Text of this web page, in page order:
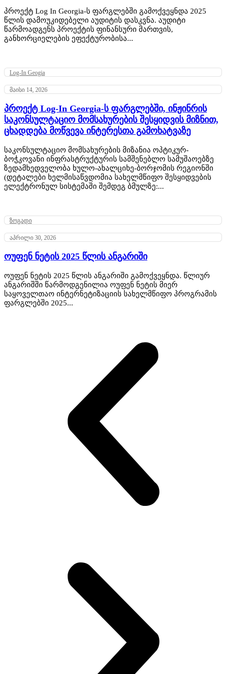
პროექტ Log In Georgia-ს ფარგლებში გამოქვეყნდა 2025
წლის დამოუკიდებელი აუდიტის დასკვნა. აუდიტი
წარმოადგენს პროექტის ფინანსური მართვის,
განხორციელების ეფექტურობისა...
Log-In Geogia
მაისი 14, 2026
პროექტ Log-In Georgia-ს ფარგლებში, ინჟინრის
საკონსულტაციო მომსახურების შესყიდვის მიზნით,
ცხადდება მოწვევა ინტერესთა გამოხატვაზე
საკონსულტაციო მომსახურების მიზანია ოპტიკურ-
ბოჭკოვანი ინფრასტრუქტურის სამშენებლო სამუშაოებზე
ზედამხედველობა ხულო-ახალციხე-ბორჯომის რეგიონში
(დეტალები ხელმისაწვდომია სახელმწიფო შესყიდვების
ელექტრონულ სისტემაში შემდეგ ბმულზე:...
ზოგადი
აპრილი 30, 2026
ოუფენ ნეტის 2025 წლის ანგარიში
ოუფენ ნეტის 2025 წლის ანგარიში გამოქვეყნდა. წლიურ
ანგარიშში წარმოდგენილია ოუფენ ნეტის მიერ
საყოველთაო ინტერნეტიზაციის სახელმწიფო პროგრამის
ფარგლებში 2025...